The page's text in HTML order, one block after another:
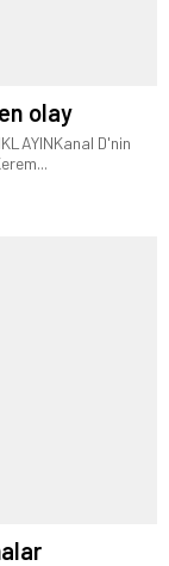
olay
D'nin